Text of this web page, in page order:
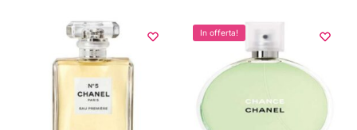
possono
nella
pagina
In offerta!